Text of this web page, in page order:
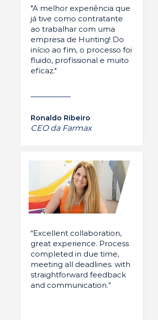
"A melhor experiência que
já tive como contratante
ao trabalhar com uma
empresa de Hunting! Do
início ao fim, o processo foi
fluido, profissional e muito
eficaz."
Ronaldo Ribeiro
CEO da Farmax
“Excellent collaboration,
great experience. Process
completed in due time,
meeting all deadlines. with
straightforward feedback
and communication.”